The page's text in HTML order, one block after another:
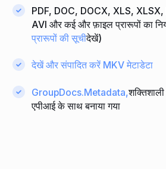
PDF, DOC, DOCX, XLS,
AVI और कई और फ़ाइल प्रारूपों का
प्रारूपों की सूचीदेखें)
देखें और संपादित करें MKV मेटाडेटा
GroupDocs.Metadata,
एपीआई के साथ बनाया गया